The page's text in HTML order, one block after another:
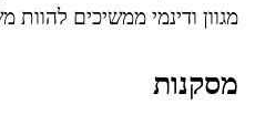
מגוון ודינמי ממשיכים
מסקנות